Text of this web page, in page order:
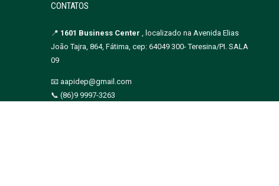
CONTATOS
📍 1601 Business Center , localizado na Avenida Elias
João Tajra, 864, Fátima, cep: 64049 300- Teresina/PI. SALA
09
📧 aapidep@gmail.com
📞 (86)9 9997-3263